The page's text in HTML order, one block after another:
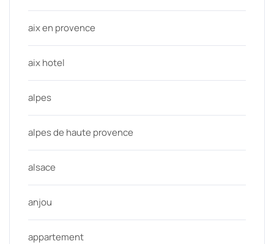
aix en provence
aix hotel
alpes
alpes de haute provence
alsace
anjou
appartement